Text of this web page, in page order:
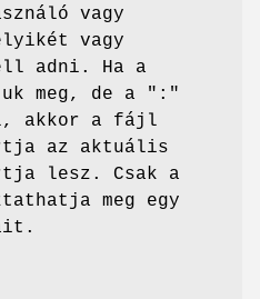
vagy
vagy
adni. Ha a
meg, de a ":"
akkor a fájl
az aktuális
lesz. Csak a
meg egy